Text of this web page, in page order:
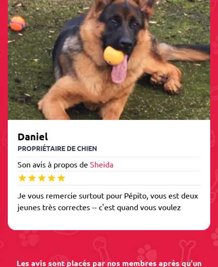
Daniel
PROPRIÉTAIRE DE CHIEN
Son avis à propos de Sheida
Je vous remercie surtout pour Pépito, vous est deux
jeunes très correctes -- c'est quand vous voulez
Les avis sont placés par nos membres après qu'un